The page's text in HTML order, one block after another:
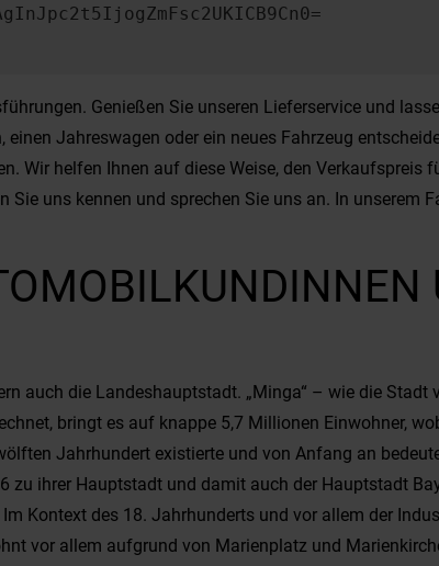
Genießen Sie unseren Lieferservice und
Jahreswagen oder ein neues Fahrzeug
Wir helfen Ihnen auf diese Weise, den Verkaufspreis
uns kennen und sprechen Sie uns an. In unserem
auch die Landeshauptstadt. „Minga“ – wie die
bringt es auf knappe 5,7 Millionen Einwohner,
Jahrhundert existierte und von Anfang an
ihrer Hauptstadt und damit auch der Hauptstadt
Kontext des 18. Jahrhunderts und vor allem der
vor allem aufgrund von Marienplatz und